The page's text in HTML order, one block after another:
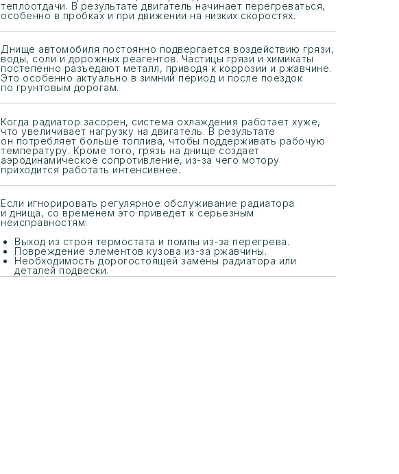
Когда радиатор засорен, система охлаждения работает хуже,
что увеличивает нагрузку на двигатель. В результате
он потребляет больше топлива, чтобы поддерживать рабочую
температуру. Кроме того, грязь на днище создает
аэродинамическое сопротивление, из-за чего мотору
приходится работать интенсивнее.
Днище автомобиля постоянно подвергается воздействию грязи,
воды, соли и дорожных реагентов. Частицы грязи и химикаты
постепенно разъедают металл, приводя к коррозии и ржавчине.
Это особенно актуально в зимний период и после поездок
по грунтовым дорогам.
Если игнорировать регулярное обслуживание радиатора
и днища, со временем это приведет к серьезным
неисправностям:
Выход из строя термостата и помпы из-за перегрева.
Повреждение элементов кузова из-за ржавчины.
Необходимость дорогостоящей замены радиатора или
деталей подвески.
теплоотдачи. В результате двигатель начинает перегреваться,
особенно в пробках и при движении на низких скоростях.